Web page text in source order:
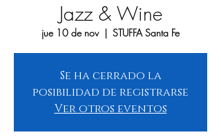
Jazz & Wine
jue 10 de nov
  |
STUFFA Santa Fe
Se ha cerrado la
posibilidad de registrarse
Ver otros eventos